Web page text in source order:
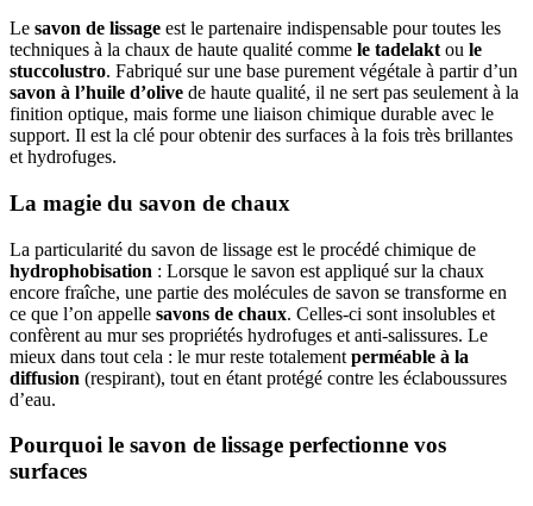
Le savon de lissage est le partenaire indispensable pour toutes les
techniques à la chaux de haute qualité comme le tadelakt ou le
stuccolustro. Fabriqué sur une base purement végétale à partir d’un
savon à l’huile d’olive de haute qualité, il ne sert pas seulement à la
finition optique, mais forme une liaison chimique durable avec le
support. Il est la clé pour obtenir des surfaces à la fois très brillantes
et hydrofuges.
La magie du savon de chaux
La particularité du savon de lissage est le procédé chimique de
hydrophobisation : Lorsque le savon est appliqué sur la chaux
encore fraîche, une partie des molécules de savon se transforme en
ce que l’on appelle savons de chaux. Celles-ci sont insolubles et
confèrent au mur ses propriétés hydrofuges et anti-salissures. Le
mieux dans tout cela : le mur reste totalement perméable à la
diffusion (respirant), tout en étant protégé contre les éclaboussures
d’eau.
Pourquoi le savon de lissage perfectionne vos
surfaces